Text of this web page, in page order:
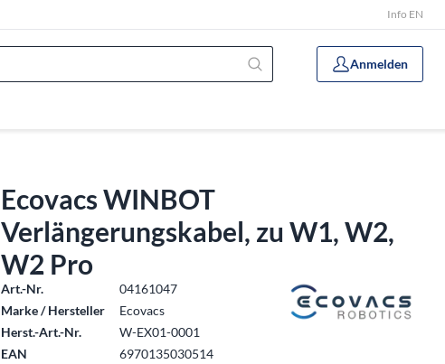
Info EN
Anmelden
Ecovacs WINBOT
Verlängerungskabel, zu W1, W2,
W2 Pro
Art.-Nr.
04161047
Marke / Hersteller
Ecovacs
Herst.-Art.-Nr.
W-EX01-0001
EAN
6970135030514